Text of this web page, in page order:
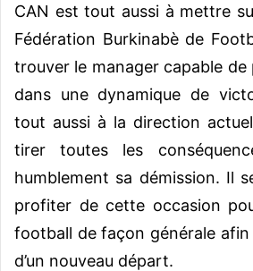
CAN est tout aussi à mettre
Fédération Burkinabè de
trouver le manager capable
dans une dynamique de
tout aussi à la direction
tirer toutes les
humblement sa démission. Il
profiter de cette occasion
football de façon générale afin
d’un nouveau départ.